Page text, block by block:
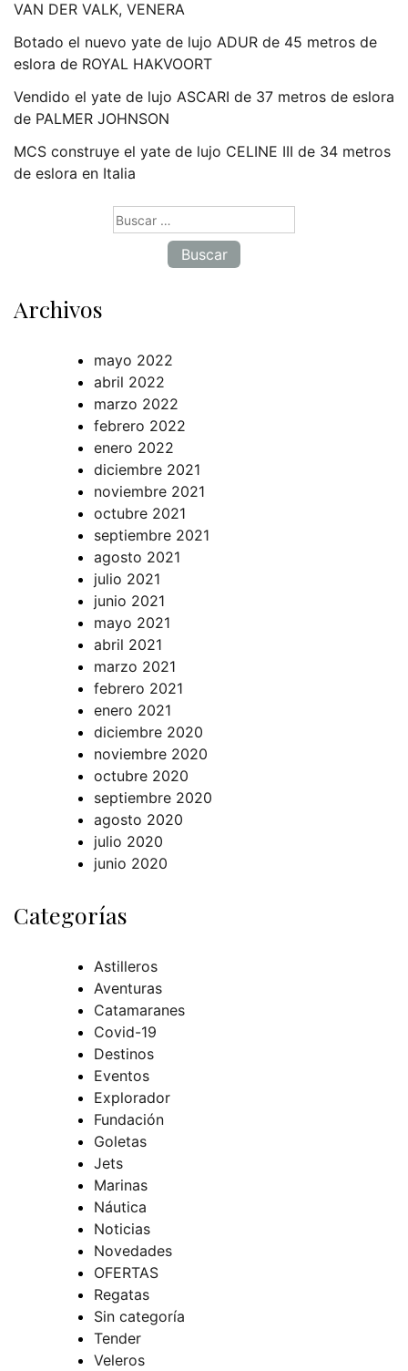
VAN DER VALK, VENERA
Botado el nuevo yate de lujo ADUR de 45 metros de
eslora de ROYAL HAKVOORT
Vendido el yate de lujo ASCARI de 37 metros de eslora
de PALMER JOHNSON
MCS construye el yate de lujo CELINE III de 34 metros
de eslora en Italia
Archivos
mayo 2022
abril 2022
marzo 2022
febrero 2022
enero 2022
diciembre 2021
noviembre 2021
octubre 2021
septiembre 2021
agosto 2021
julio 2021
junio 2021
mayo 2021
abril 2021
marzo 2021
febrero 2021
enero 2021
diciembre 2020
noviembre 2020
octubre 2020
septiembre 2020
agosto 2020
julio 2020
junio 2020
Categorías
Astilleros
Aventuras
Catamaranes
Covid-19
Destinos
Eventos
Explorador
Fundación
Goletas
Jets
Marinas
Náutica
Noticias
Novedades
OFERTAS
Regatas
Sin categoría
Tender
Veleros